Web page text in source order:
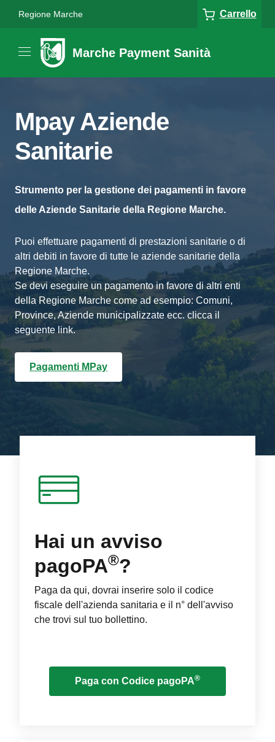
Regione Marche Carrello
Marche Payment Sanità
Mpay Aziende
Sanitarie
Strumento per la gestione dei pagamenti in favore
delle Aziende Sanitarie della Regione Marche.
Puoi effettuare pagamenti di prestazioni sanitarie o di
altri debiti in favore di tutte le aziende sanitarie della
Regione Marche.
Se devi eseguire un pagamento in favore di altri enti
della Regione Marche come ad esempio: Comuni,
Province, Aziende municipalizzate ecc. clicca il
seguente link.
Pagamenti MPay
Hai un avviso
pagoPA®?
Paga da qui, dovrai inserire solo il codice
fiscale dell'azienda sanitaria e il n° dell'avviso
che trovi sul tuo bollettino.
Paga con Codice pagoPA®